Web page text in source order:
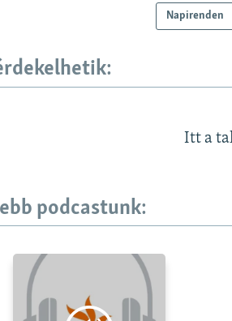
Napirenden
Itt a
podcastunk: